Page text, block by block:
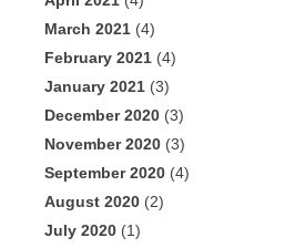
March 2021 (4)
February 2021 (4)
January 2021 (3)
December 2020 (3)
November 2020 (3)
September 2020 (4)
August 2020 (2)
July 2020 (1)